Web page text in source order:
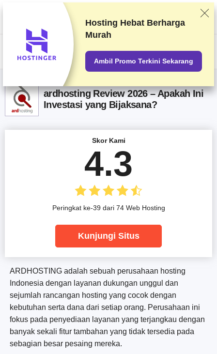
Kami memberi peringkat vendor berdasarkan pengetesan dan penelitian
yang ketat, tetapi juga mempertimbangkan umpan balik Anda dan
perjanjian komersial kami dengan penyedia. Halaman ini berisi tautan
afiliasi.Pengungkapan Iklan
US$
ardhosting Review 2026 – Apakah Ini
Investasi yang Bijaksana?
ARDHOSTING adalah sebuah perusahaan hosting
Indonesia dengan layanan dukungan unggul dan
sejumlah rancangan hosting yang cocok dengan
kebutuhan serta dana dari setiap orang. Perusahaan ini
fokus pada penyediaan layanan yang terjangkau dengan
banyak sekali fitur tambahan yang tidak tersedia pada
sebagian besar pesaing mereka.
Skor Kami
4.3
Peringkat ke-39 dari 74 Web Hosting
Kunjungi Situs
Hosting Hebat Berharga
Murah
Ambil Promo Terkini Sekarang